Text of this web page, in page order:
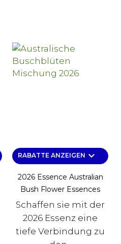
RABATTE ANZEIGEN keyboard_arrow_down
2026 Essence Australian
Bush Flower Essences
Schaffen sie mit der
2026 Essenz eine
tiefe Verbindung zu